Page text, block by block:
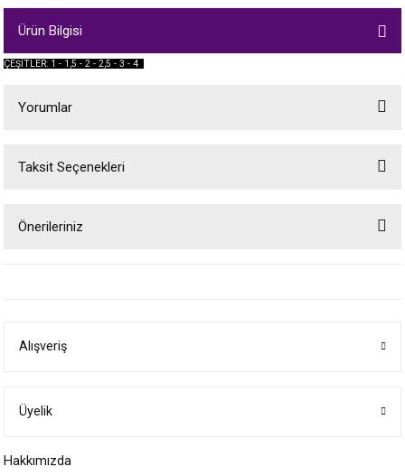
Ürün Bilgisi
ÇEŞİTLER: 1 - 1,5 - 2 - 2,5 - 3 - 4
Yorumlar
Taksit Seçenekleri
Önerileriniz
Ürün bilgilerinde hatalar bulunuyor.
Bu ürüne benzer farklı alternatifler olmalı.
Alışveriş
Üyelik
Hakkımızda